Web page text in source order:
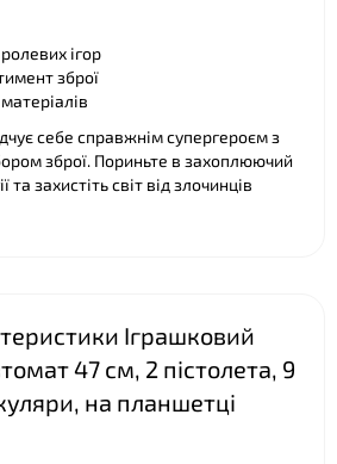
ігор
зброї
себе справжнім супергероєм з
зброї. Пориньте в захоплюючий
та захистіть світ від злочинців
Іграшковий
47 см, 2 пістолета, 9
на планшетці